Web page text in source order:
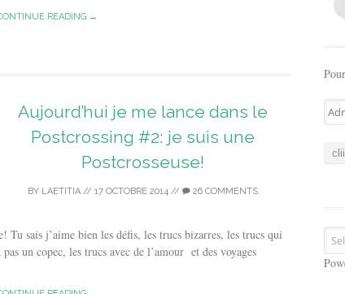
READING →
Aujourd’hui je me lance dans le
Postcrossing #2: je suis une
Postcrosseuse!
BY LAETITIA// 17 OCTOBRE 2014 // 26 COMMENTS
Tu sais j’aime bien les défis, les trucs bizarres, les trucs qui
un copec, les trucs avec de l’amour et des voyages
A
d
E
m
a